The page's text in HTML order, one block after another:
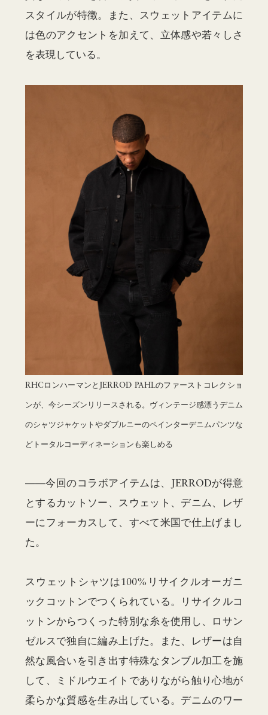
スタイルが特徴。また、スウェットアイテムに
は色のアクセントを加えて、立体感や若々しさ
を表現している。
RHCロンハーマンとJERROD PAHLのファーストコレクショ
ンが、今シーズンリリースされる。ヴィンテージ感漂うデニム
のシャツジャケットやダブルニーのペインターデニムパンツな
どトータルコーディネーションも楽しめる
——今回のコラボアイテムは、JERRODが得意
とするカットソー、スウェット、デニム、レザ
ーにフォーカスして、すべて米国で仕上げまし
た。
スウェットシャツは100%リサイクルオーガニ
ックコットンでつくられている。リサイクルコ
ットンからつくった特別な糸を使用し、ロサン
ゼルスで独自に編み上げた。また、レザーは自
然な風合いを引き出す特殊なタンブル加工を施
して、ミドルウエイトでありながら触り心地が
柔らかな質感を生み出している。デニムのワー